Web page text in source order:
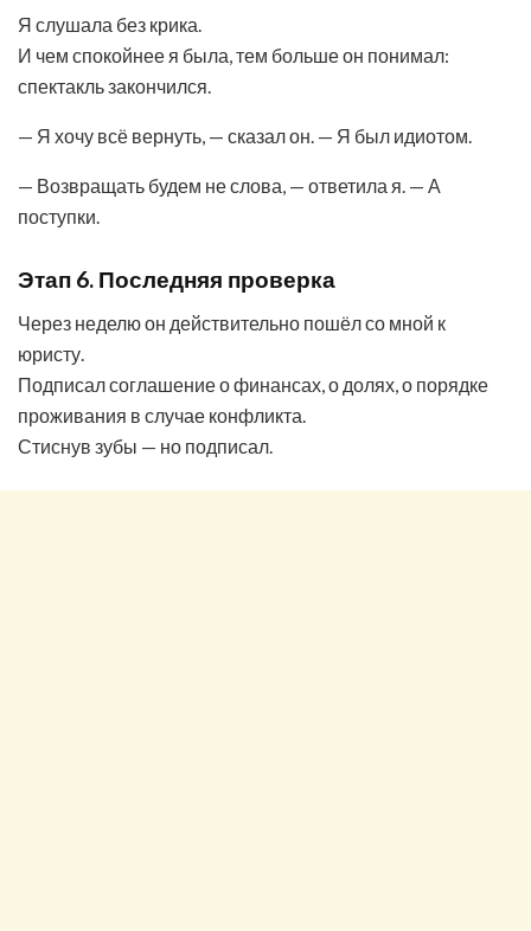
Я слушала без крика.
И чем спокойнее я была, тем больше он понимал:
спектакль закончился.
— Я хочу всё вернуть, — сказал он. — Я был идиотом.
— Возвращать будем не слова, — ответила я. — А
поступки.
Этап 6. Последняя проверка
Через неделю он действительно пошёл со мной к
юристу.
Подписал соглашение о финансах, о долях, о порядке
проживания в случае конфликта.
Стиснув зубы — но подписал.